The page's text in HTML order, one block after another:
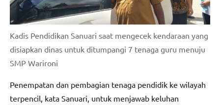
Kadis Pendidikan Sanuari saat mengecek kendaraan yang
disiapkan dinas untuk ditumpangi 7 tenaga guru menuju
SMP Warironi
Penempatan dan pembagian tenaga pendidik ke wilayah
terpencil, kata Sanuari, untuk menjawab keluhan